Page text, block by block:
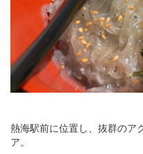
熱海駅前に位置し、抜群のア
ア。